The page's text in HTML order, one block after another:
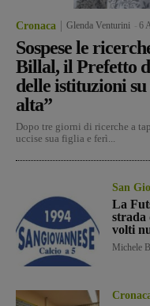
Cronaca Glenda Venturini 6
Sospese le
Billal, il Prefetto
delle istituzioni
alta”
Dopo tre giorni di ricerche a
uccise sua figlia e ferì...
San
La
strada
volti
Michele